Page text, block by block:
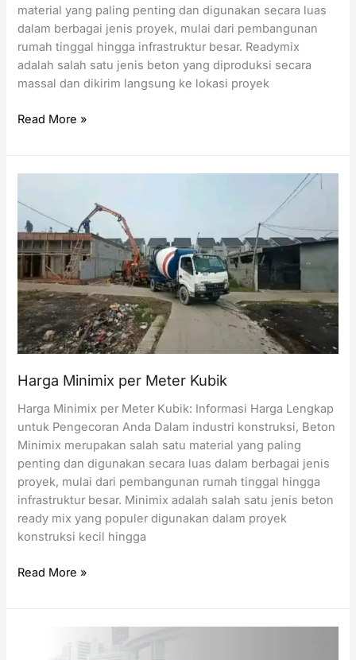
material yang paling penting dan digunakan secara luas
dalam berbagai jenis proyek, mulai dari pembangunan
rumah tinggal hingga infrastruktur besar. Readymix
adalah salah satu jenis beton yang diproduksi secara
massal dan dikirim langsung ke lokasi proyek
Harga
per
Meter
Read More »
Harga Minimix per Meter Kubik
Harga Minimix per Meter Kubik: Informasi Harga Lengkap
untuk Pengecoran Anda Dalam industri konstruksi, Beton
Minimix merupakan salah satu material yang paling
penting dan digunakan secara luas dalam berbagai jenis
proyek, mulai dari pembangunan rumah tinggal hingga
infrastruktur besar. Minimix adalah salah satu jenis beton
ready mix yang populer digunakan dalam proyek
konstruksi kecil hingga
Harga
per
Read More »